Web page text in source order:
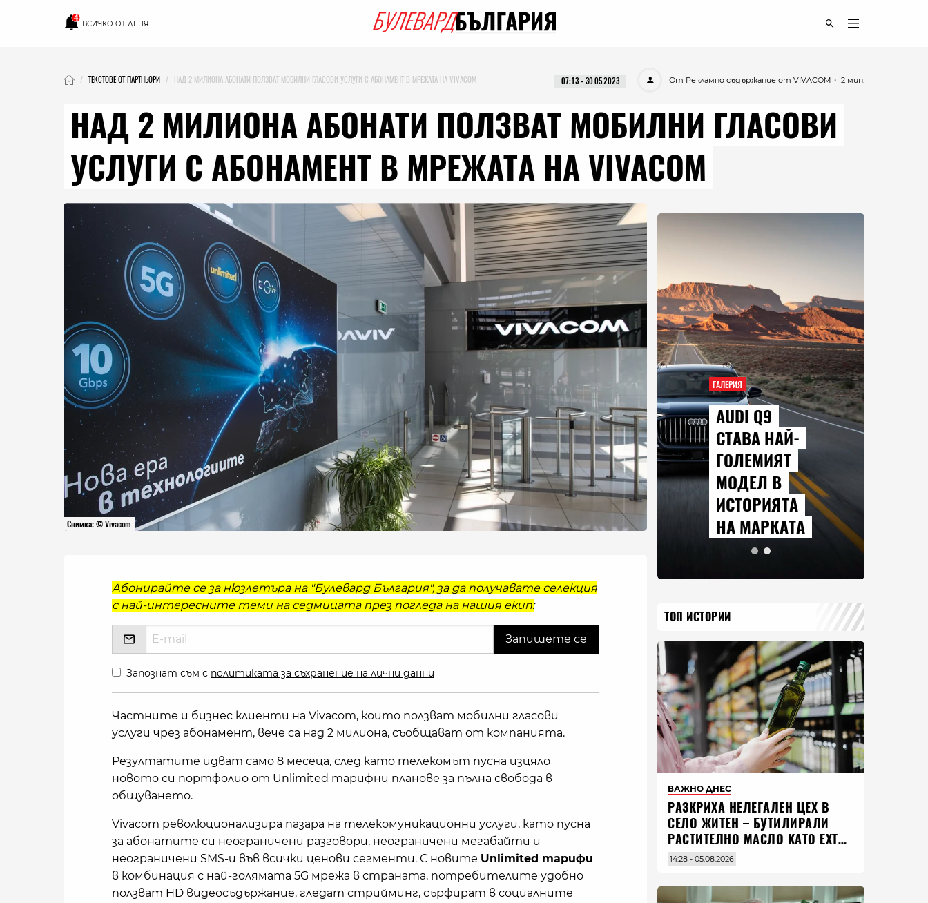
4
ВСИЧКО ОТ ДЕНЯ
ТЕКСТОВЕ ОТ ПАРТНЬОРИ НАД 2 МИЛИОНА АБОНАТИ ПОЛЗВАТ МОБИЛНИ ГЛАСОВИ УСЛУГИ С АБОНАМЕНТ В МРЕЖАТА НА VIVACOM ・ 2 мин.
От Рекламно съдържание от VIVACOM
07:13 - 30.05.2023
НАД 2 МИЛИОНА АБОНАТИ ПОЛЗВАТ МОБИЛНИ ГЛАСОВИ
УСЛУГИ С АБОНАМЕНТ В МРЕЖАТА НА VIVACOM
Снимка: © Vivacom
Абонирайте се за нюзлетъра на "Булевард България", за да получавате селекция
с най-интересните теми на седмицата през погледа на нашия екип:
Запознат съм с политиката за съхранение на лични данни
Частните и бизнес клиенти на Vivacom, които ползват мобилни гласови
услуги чрез абонамент, вече са над 2 милиона, съобщават от компанията.
Резултатите идват само 8 месеца, след като телекомът пусна изцяло
новото си портфолио от Unlimited тарифни планове за пълна свобода в
общуването.
Vivacom революционализира пазара на телекомуникационни услуги, като пусна
за абонатите си неограничени разговори, неограничени мегабайти и
неограничени SMS-и във всички ценови сегменти. С новите Unlimited тарифи
в комбинация с най-голямата 5G мрежа в страната, потребителите удобно
ползват HD видеосъдържание, гледат стрийминг, сърфират в социалните
ГАЛЕРИЯ
AUDI Q9
СТАВА НАЙ-
ГОЛЕМИЯТ
МОДЕЛ В
ИСТОРИЯТА
НА МАРКАТА
ТОП ИСТОРИИ
ВАЖНО ДНЕС
РАЗКРИХА НЕЛЕГАЛЕН ЦЕХ В
СЕЛО ЖИТЕН – БУТИЛИРАЛИ
РАСТИТЕЛНО МАСЛО КАТО EXTRA
VIRGIN ЗЕХТИН
14:28 - 05.08.2026